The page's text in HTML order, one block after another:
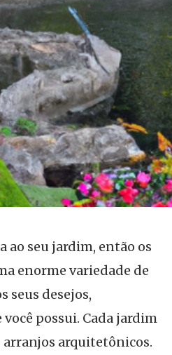
ao seu jardim, então os
enorme variedade de
seus desejos,
possui. Cada jardim
arranjos arquitetônicos.